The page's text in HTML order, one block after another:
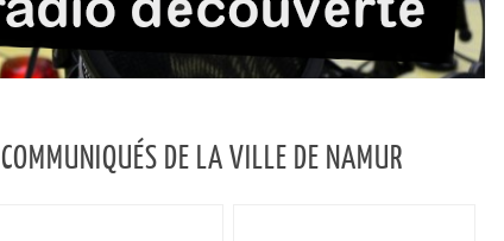
COMMUNIQUÉS DE LA VILLE DE NAMUR